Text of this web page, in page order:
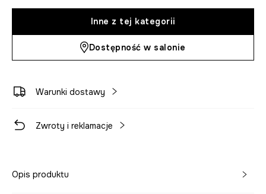
Inne z tej kategorii
Dostępność w salonie
Warunki dostawy
Zwroty i reklamacje
Opis produktu